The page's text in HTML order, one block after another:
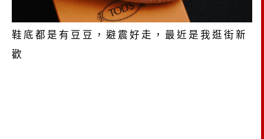
鞋底都是有豆豆，避震好走，最近是我逛街新
歡